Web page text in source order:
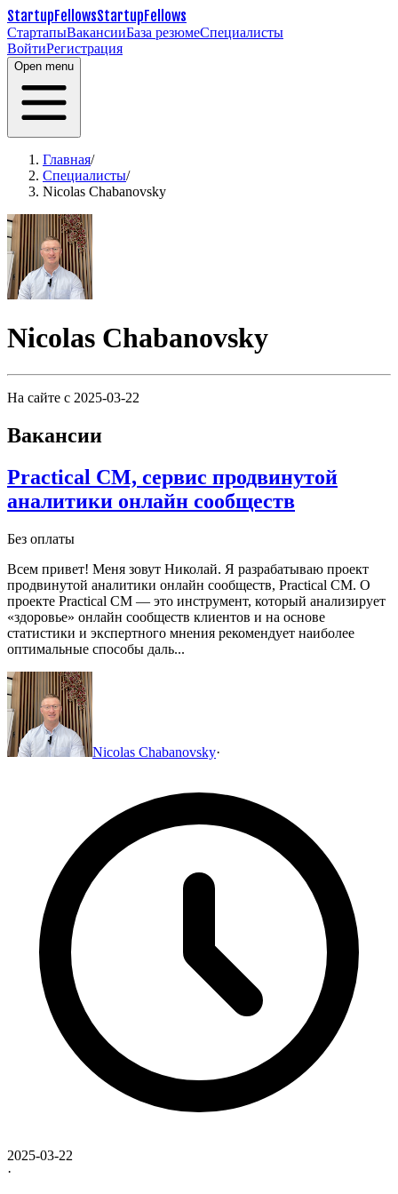
StartupFellowsStartupFellows
СтартапыВакансииБаза резюмеСпециалисты
ВойтиРегистрация
Open menu
Главная/
Специалисты/
Nicolas Chabanovsky
Nicolas Chabanovsky
На сайте с 2025-03-22
Вакансии
Practical CM, cервис продвинутой
аналитики онлайн сообществ
Без оплаты
Всем привет! Меня зовут Николай. Я разрабатываю проект
продвинутой аналитики онлайн сообществ, Practical CM. О
проекте Practical CM — это инструмент, который анализирует
«здоровье» онлайн сообществ клиентов и на основе
статистики и экспертного мнения рекомендует наиболее
оптимальные способы даль...
Nicolas Chabanovsky·
2025-03-22
·